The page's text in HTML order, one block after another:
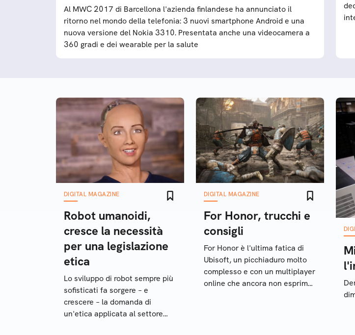
Al MWC 2017 di Barcellona l'azienda finlandese ha annunciato il
ritorno nel mondo della telefonia: 3 nuovi smartphone Android e una
nuova versione del Nokia 3310. Presentata anche una videocamera a
360 gradi e dei wearable per la salute
DIGITAL MAGAZINE
Robot umanoidi,
cresce la necessità
per una legislazione
etica
Lo sviluppo di robot sempre più
sofisticati fa sorgere – e
crescere – la domanda di
un'etica applicata al settore
DIGITAL MAGAZINE
For Honor, trucchi e
consigli
For Honor è l'ultima fatica di
Ubisoft, un picchiaduro molto
complesso e con un multiplayer
online che ancora non esprime